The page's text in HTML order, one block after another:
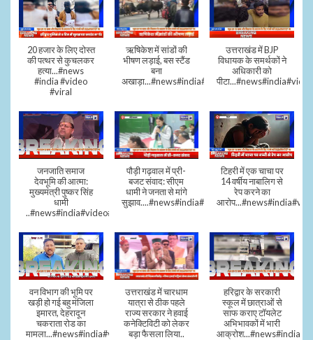
20 हजार के लिए दोस्त
की पत्थर से कुचलकर
हत्या...#news
#india #video
#viral
ऋषिकेश में सांडों की
भीषण लड़ाई, बस स्टैंड
बना
अखाड़ा...#news#india#video#viral
उत्तराखंड में BJP
विधायक के समर्थकों ने
अधिकारी को
जनजाति समाज
देवभूमि की आत्मा:
मुख्यमंत्री पुष्कर सिंह
धामी
..#news#india#video#viral
पौड़ी गढ़वाल में प्री-
बजट संवाद: सीएम
धामी ने जनता से मांगे
सुझाव....#news#india#video#viral
टिहरी में एक चाचा पर
14 वर्षीय नाबालिग से
रेप करने का
वन विभाग की भूमि पर
खड़ी हो गई बहु मंजिला
इमारत, देहरादून
चकराता रोड का
मामला...#news#india#video
उत्तराखंड में चारधाम
यात्रा से ठीक पहले
राज्य सरकार ने हवाई
कनेक्टिविटी को लेकर
बड़ा फैसला लिया..
हरिद्वार के सरकारी
स्कूल में छात्राओं से
साफ कराए टॉयलेट
अभिभावकों में भारी
आक्रोश...#news#india